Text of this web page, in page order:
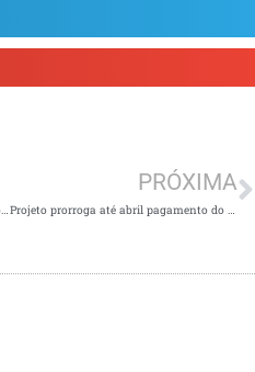
Projeto inclui motoristas profissionais no primeiro grupo a ser vacinado contra Covid-19
PRÓXIMA
Projeto prorroga até abril pagamento do auxílio emergencial, com valor de R$ 600